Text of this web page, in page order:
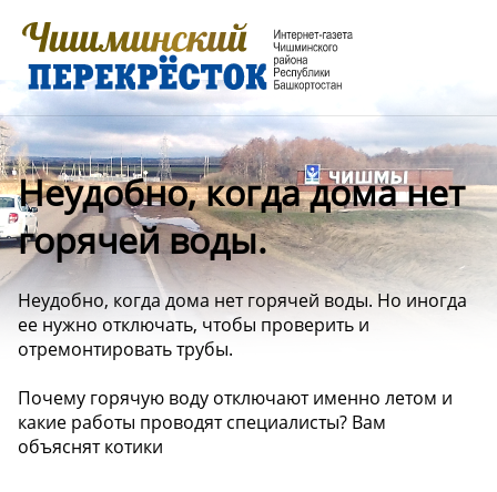
Неудобно, когда дома нет
горячей воды.
Неудобно, когда дома нет горячей воды. Но иногда
ее нужно отключать, чтобы проверить и
отремонтировать трубы.
Почему горячую воду отключают именно летом и
какие работы проводят специалисты? Вам
объяснят котики